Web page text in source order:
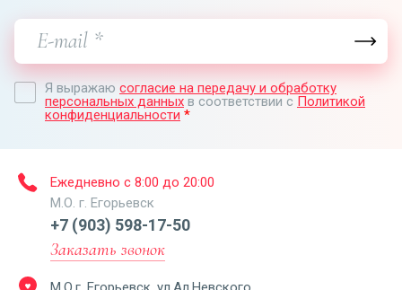
Я выражаю согласие на передачу и обработку
персональных данных в соответствии с Политикой
конфиденциальности *
Ежедневно с 8:00 до 20:00
М.О. г. Егорьевск
+7 (903) 598-17-50
Заказать звонок